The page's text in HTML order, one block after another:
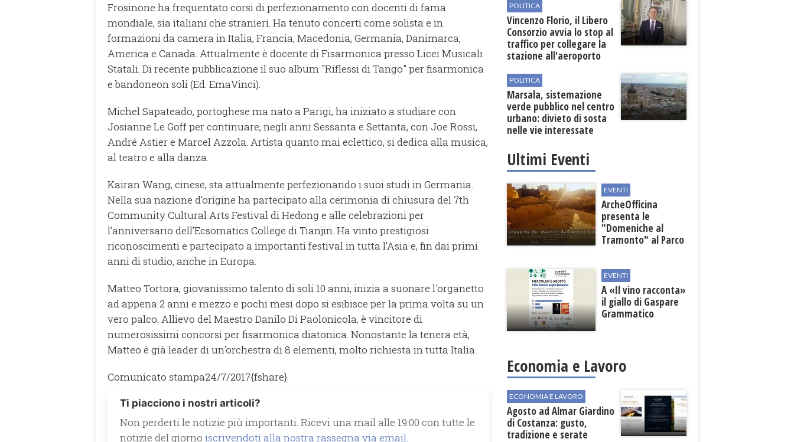
Frosinone ha frequentato corsi di perfezionamento con docenti di fama
mondiale, sia italiani che stranieri. Ha tenuto concerti come solista e in
formazioni da camera in Italia, Francia, Macedonia, Germania, Danimarca,
America e Canada. Attualmente è docente di Fisarmonica presso Licei Musicali
Statali. Di recente pubblicazione il suo album "Riflessi di Tango" per fisarmonica
e bandoneon soli (Ed. EmaVinci).
Michel Sapateado, portoghese ma nato a Parigi, ha iniziato a studiare con
Josianne Le Goff per continuare, negli anni Sessanta e Settanta, con Joe Rossi,
André Astier e Marcel Azzola. Artista quanto mai eclettico, si dedica alla musica,
al teatro e alla danza.
Kairan Wang, cinese, sta attualmente perfezionando i suoi studi in Germania.
Nella sua nazione d’origine ha partecipato alla cerimonia di chiusura del 7th
Community Cultural Arts Festival di Hedong e alle celebrazioni per
l’anniversario dell’Ecsomatics College di Tianjin. Ha vinto prestigiosi
riconoscimenti e partecipato a importanti festival in tutta l’Asia e, fin dai primi
anni di studio, anche in Europa.
Matteo Tortora, giovanissimo talento di soli 10 anni, inizia a suonare l'organetto
ad appena 2 anni e mezzo e pochi mesi dopo si esibisce per la prima volta su un
vero palco. Allievo del Maestro Danilo Di Paolonicola, è vincitore di
numerosissimi concorsi per fisarmonica diatonica. Nonostante la tenera età,
Matteo è già leader di un'orchestra di 8 elementi, molto richiesta in tutta Italia.
Comunicato stampa24/7/2017{fshare}
Ti piacciono i nostri articoli?
Non perderti le notizie più importanti. Ricevi una mail alle 19.00 con tutte le
notizie del giorno iscrivendoti alla nostra rassegna via email.
POLITICA
Vincenzo Florio, il Libero
Consorzio avvia lo stop al
traffico per collegare la
stazione all'aeroporto
POLITICA
Marsala, sistemazione
verde pubblico nel centro
urbano: divieto di sosta
nelle vie interessate
Ultimi Eventi
EVENTI
ArcheOfficina
presenta le
"Domeniche al
Tramonto" al Parco
EVENTI
A «Il vino racconta»
il giallo di Gaspare
Grammatico
Economia e Lavoro
ECONOMIA E LAVORO
Agosto ad Almar Giardino
di Costanza: gusto,
tradizione e serate